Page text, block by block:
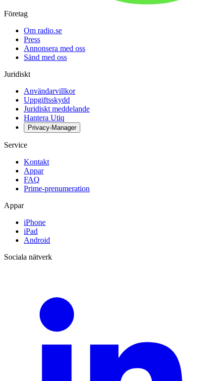
Företag
Om radio.se
Press
Annonsera med oss
Sänd med oss
Juridiskt
Användarvillkor
Uppgiftsskydd
Juridiskt meddelande
Hantera Utiq
Privacy-Manager
Service
Kontakt
Appar
FAQ
Prime-prenumeration
Appar
iPhone
iPad
Android
Sociala nätverk